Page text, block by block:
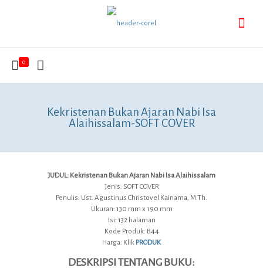
0
Kekristenan Bukan Ajaran Nabi Isa
Alaihissalam-SOFT COVER
JUDUL: Kekristenan Bukan Ajaran Nabi Isa Alaihissalam
Jenis: SOFT COVER
Penulis: Ust. Agustinus Christovel Kainama, M.Th.
Ukuran: 130 mm x 190 mm
Isi: 132 halaman
Kode Produk: B44
Harga: Klik PRODUK
DESKRIPSI TENTANG BUKU: